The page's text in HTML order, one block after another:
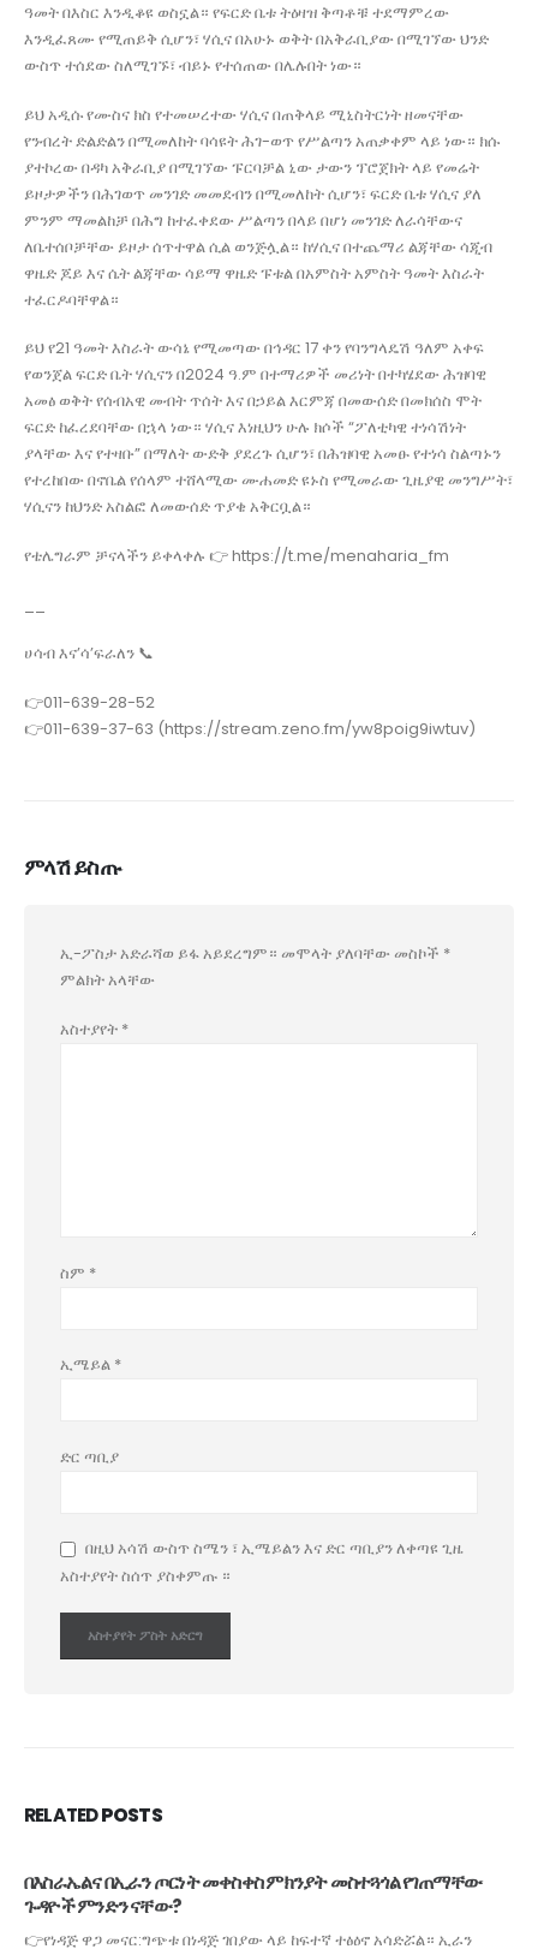
ዓመት በእስር እንዲቆዩ ወስኗል። የፍርድ ቤቱ ትዕዛዝ ቅጣቶቹ ተደማምረው
እንዲፈጸሙ የሚጠይቅ ሲሆን፣ ሃሲና በአሁኑ ወቅት በአቅራቢያው በሚገኘው ህንድ
ውስጥ ተሰደው ስለሚገኙ፣ ብይኑ የተሰጠው በሌሉበት ነው።
ይህ አዲሱ የሙስና ክስ የተመሠረተው ሃሲና በጠቅላይ ሚኒስትርነት ዘመናቸው
የንብረት ድልድልን በሚመለከት ባሳዩት ሕገ-ወጥ የሥልጣን አጠቃቀም ላይ ነው። ክሱ
ያተኮረው በዳካ አቅራቢያ በሚገኘው ፑርባቻል ኒው ታውን ፕሮጀክት ላይ የመሬት
ይዞታዎችን በሕገወጥ መንገድ መመደብን በሚመለከት ሲሆን፣ ፍርድ ቤቱ ሃሲና ያለ
ምንም ማመልከቻ በሕግ ከተፈቀደው ሥልጣን በላይ በሆነ መንገድ ለራሳቸውና
ለቤተሰቦቻቸው ይዞታ ሰጥተዋል ሲል ወንጅሏል። ከሃሲና በተጨማሪ ልጃቸው ሳጂብ
ዋዜድ ጆይ እና ሴት ልጃቸው ሳይማ ዋዜድ ፑቱል በአምስት አምስት ዓመት እስራት
ተፈርዶባቸዋል።
ይህ የ21 ዓመት እስራት ውሳኔ የሚመጣው በኅዳር 17 ቀን የባንግላዴሽ ዓለም አቀፍ
የወንጀል ፍርድ ቤት ሃሲናን በ2024 ዓ.ም በተማሪዎች መሪነት በተካሄደው ሕዝባዊ
አመፅ ወቅት የሰብአዊ መብት ጥሰት እና በኃይል እርምጃ በመውሰድ በመክሰስ ሞት
ፍርድ ከፈረደባቸው በኋላ ነው። ሃሲና እነዚህን ሁሉ ክሶች “ፖለቲካዊ ተነሳሽነት
ያላቸው እና የተዛቡ” በማለት ውድቅ ያደረጉ ሲሆን፣ በሕዝባዊ አመፁ የተነሳ ስልጣኑን
የተረከበው በኖቤል የሰላም ተሸላሚው ሙሐመድ ዩኑስ የሚመራው ጊዜያዊ መንግሥት፣
ሃሲናን ከህንድ አስልፎ ለመውሰድ ጥያቄ አቅርቧል።
የቴሌግራም ቻናላችን ይቀላቀሉ 👉 https://t.me/menaharia_fm
ሀሳብ እና’ሳ’ፍራለን 📞
👉011-639-28-52
👉011-639-37-63 (https://stream.zeno.fm/yw8poig9iwtuv)
ምላሽ ይስጡ
ኢ-ፖስታ አድራሻወ ይፋ አይደረግም። መሞላት ያለባቸው መስኮች *
ምልክት አላቸው
አስተያየት *
ስም *
ኢሜይል *
ድር ጣቢያ
በዚህ አሳሽ ውስጥ ስሜን ፣ ኢሜይልን እና ድር ጣቢያን ለቀጣዩ ጊዜ
አስተያየት ስሰጥ ያስቀምጡ ።
RELATEDPOSTS
ኢነርጂ ባለስልጣን ገለጸ
ጥር 01 ቀን 2017(መናኸሪያ ሬዲዮ)የህዝብ ተወካዮች ምክር ቤት በዛሬው እለት
ባካሄደው 14ኛ መደበኛ ጉባዔ የነዳጅ ውጤቶችን የግብይት ሥርዓት ለመደንገግ